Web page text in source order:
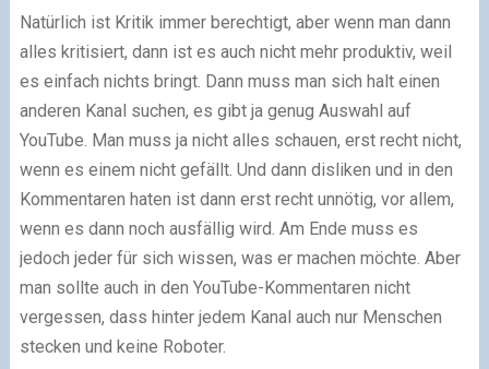
Natürlich ist Kritik immer berechtigt, aber wenn man dann
alles kritisiert, dann ist es auch nicht mehr produktiv, weil
es einfach nichts bringt. Dann muss man sich halt einen
anderen Kanal suchen, es gibt ja genug Auswahl auf
YouTube. Man muss ja nicht alles schauen, erst recht nicht,
wenn es einem nicht gefällt. Und dann disliken und in den
Kommentaren haten ist dann erst recht unnötig, vor allem,
wenn es dann noch ausfällig wird. Am Ende muss es
jedoch jeder für sich wissen, was er machen möchte. Aber
man sollte auch in den YouTube-Kommentaren nicht
vergessen, dass hinter jedem Kanal auch nur Menschen
stecken und keine Roboter.